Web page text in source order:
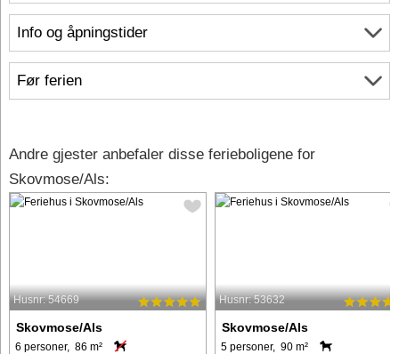
Info og åpningstider
Før ferien
Andre gjester anbefaler disse ferieboligene for
Skovmose/Als:
Husnr: 54669
Skovmose/Als
6 personer, 86 m²
Husnr: 53632
Skovmose/Als
5 personer, 90 m²